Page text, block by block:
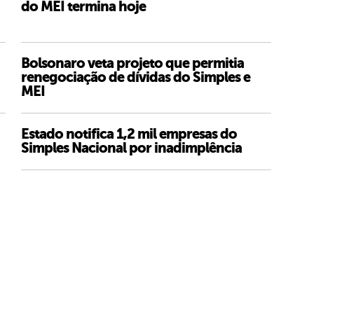
do MEI termina hoje
Bolsonaro veta projeto que permitia
renegociação de dívidas do Simples e
MEI
Estado notifica 1,2 mil empresas do
Simples Nacional por inadimplência